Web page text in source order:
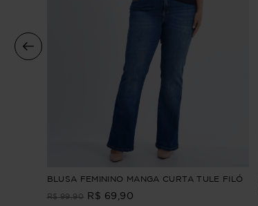
BLUSA FEMININO MANGA CURTA TULE FILÓ
R$ 99,90 R$ 69 90